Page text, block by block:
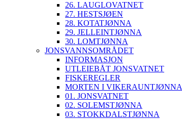
26. LAUGLOVATNET
27. HESTSJØEN
28. KOTATJØNNA
29. JELLEINTJØNNA
30. LOMTJØNNA
JONSVANNSOMRÅDET
INFORMASJON
UTLEIEBÅT JONSVATNET
FISKEREGLER
MORTEN I VIKERAUNTJØNNA
01. JONSVATNET
02. SOLEMSTJØNNA
03. STOKKDALSTJØNNA